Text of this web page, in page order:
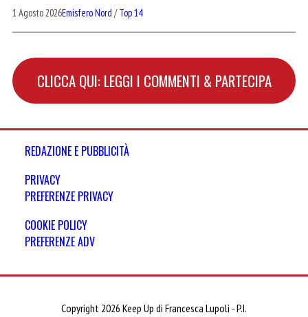
1 Agosto 2026Emisfero Nord /Top 14
CLICCA QUI: LEGGI I COMMENTI & PARTECIPA
REDAZIONE E PUBBLICITÀ
PRIVACY
PREFERENZE PRIVACY
COOKIE POLICY
PREFERENZE ADV
Copyright 2026 Keep Up di Francesca Lupoli - P.I.